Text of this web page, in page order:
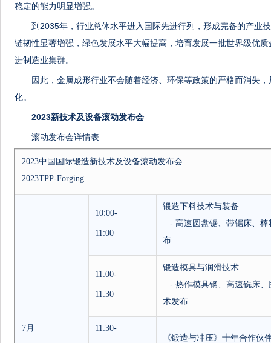
稳定的能力明显增强。
到2035年，行业总体水平进入国际先进行列，形成完备的产业
链韧性显著增强，绿色发展水平大幅提高，培育发展一批世界级优
进制造业集群。
因此，金属成形行业不会随着经济、环保等政策的严格而消失
化。
2023新技术及设备滚动发布会
滚动发布会详情表
2023中国国际锻造新技术及设备滚动发布会
2023TPP-Forging
7月
10:00-
11:00
锻造下料技术与装备
-高速圆盘锯、带锯床、
布
11:00-
11:30
锻造模具与润滑技术
-热作模具钢、高速铣床
术发布
11:30-
《锻造与冲压》十年合作伙